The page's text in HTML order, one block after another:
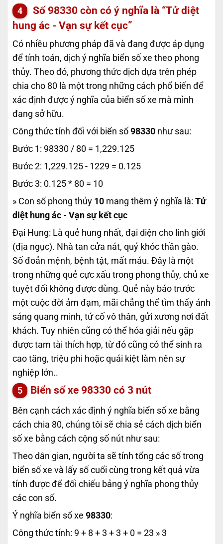
Số 98330 còn có ý nghĩa là “Tử diệt
hung ác - Vạn sự kết cục”
Có nhiều phương pháp đã và đang được áp dụng
để tính toán, dịch ý nghĩa biển số xe theo phong
thủy. Theo đó, phương thức dịch dựa trên phép
chia cho 80 là một trong những cách phổ biến để
xác định được ý nghĩa của biển số xe mà mình
đang sở hữu.
Công thức tính đối với biển số 98330 như sau:
Bước 1: 98330 / 80 = 1,229.125
Bước 2: 1,229.125 - 1229 = 0.125
Bước 3: 0.125 * 80 = 10
» Con số phong thủy 10 mang thêm ý nghĩa là: Tử
diệt hung ác - Vạn sự kết cục
Đại Hung: Là quẻ hung nhất, đại diện cho linh giới
(địa ngục). Nhà tan cửa nát, quý khóc thần gào.
Số đoản mệnh, bệnh tật, mất máu. Đây là một
trong những quẻ cực xấu trong phong thủy, chủ xe
tuyệt đối không được dùng. Quẻ này báo trước
một cuộc đời ảm đạm, mãi chẳng thể tìm thấy ánh
sáng quang minh, tứ cố vô thân, gửi xương nơi đất
khách. Tuy nhiên cũng có thể hóa giải nếu gặp
được tam tài thích hợp, từ đó cũng có thể sinh ra
cao tăng, triệu phi hoặc quái kiệt làm nên sự
nghiệp lớn..
Biển số xe 98330 có 3 nút
Bên cạnh cách xác định ý nghĩa biển số xe bằng
cách chia 80, chúng tôi sẽ chia sẻ cách dịch biển
số xe bằng cách cộng số nút như sau:
Theo dân gian, người ta sẽ tính tổng các số trong
biển số xe và lấy số cuối cùng trong kết quả vừa
tính được để đối chiếu bảng ý nghĩa phong thủy
các con số.
Ý nghĩa biển số xe 98330:
Công thức tính: 9 + 8 + 3 + 3 + 0 = 23 » 3